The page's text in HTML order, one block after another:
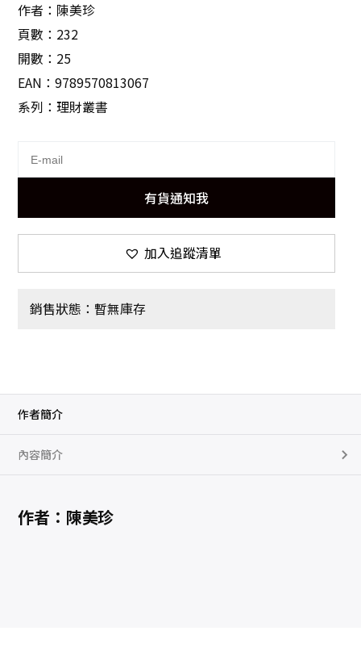
作者：陳美珍
頁數：232
開數：25
EAN：9789570813067
系列：理財叢書
有貨通知我
加入追蹤清單
銷售狀態：暫無庫存
作者簡介
內容簡介
作者：陳美珍